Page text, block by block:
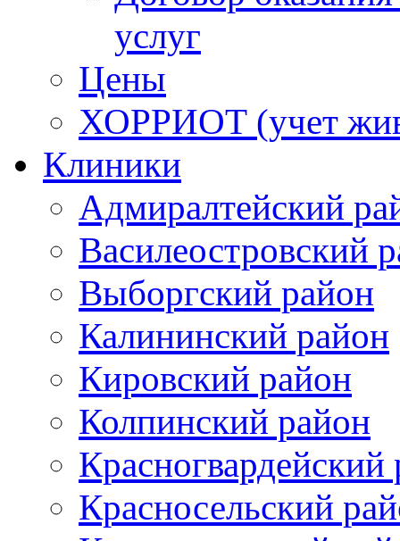
услуг
Цены
ХОРРИОТ (учет
Клиники
Адмиралтейский
Василеостровский
Выборгский район
Калининский район
Кировский район
Колпинский район
Красногвардейский
Красносельский